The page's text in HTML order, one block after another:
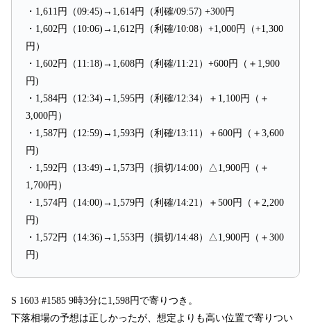
・1,611円（09:45)→1,614円（利確/09:57) +300円
・1,602円（10:06)→1,612円（利確/10:08）+1,000円（+1,300
円）
・1,602円（11:18)→1,608円（利確/11:21）+600円（＋1,900
円)
・1,584円（12:34)→1,595円（利確/12:34）＋1,100円（＋
3,000円）
・1,587円（12:59)→1,593円（利確/13:11）＋600円（＋3,600
円)
・1,592円（13:49)→1,573円（損切/14:00）△1,900円（＋
1,700円）
・1,574円（14:00)→1,579円（利確/14:21）＋500円（＋2,200
円)
・1,572円（14:36)→1,553円（損切/14:48）△1,900円（＋300
円)
S 1603 #1585 9時3分に1,598円で寄りつき。
下落相場の予想は正しかったが、想定よりも高い位置で寄りつい